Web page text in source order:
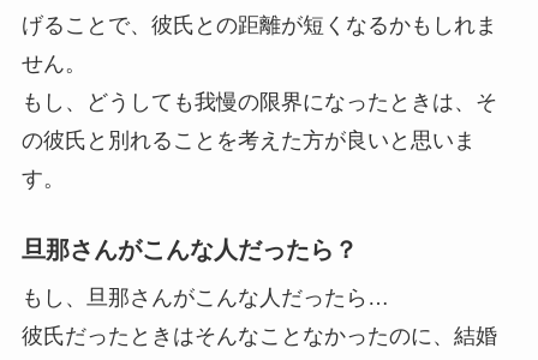
げることで、彼氏との距離が短くなるかもしれま
せん。
もし、どうしても我慢の限界になったときは、そ
の彼氏と別れることを考えた方が良いと思いま
す。
旦那さんがこんな人だったら？
もし、旦那さんがこんな人だったら…
彼氏だったときはそんなことなかったのに、結婚